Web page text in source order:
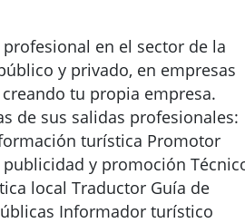
en el sector de la
y privado, en empresas
tu propia empresa.
de sus salidas profesionales:
turística Promotor
y promoción
local Traductor Guía de
Informador turístico